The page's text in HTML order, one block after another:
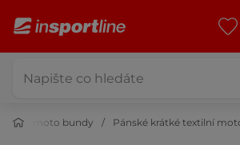
moto bundy Pánské krátké textilní